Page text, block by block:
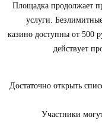
Площадка продолжает
услуги.
казино доступны от 500
действует
Достаточно открыть
Участники